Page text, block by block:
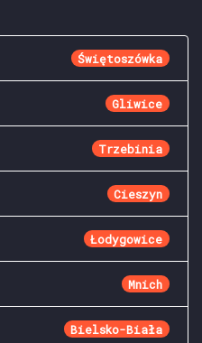
Świętoszówka
Gliwice
Trzebinia
Cieszyn
Łodygowice
Mnich
Bielsko-Biała